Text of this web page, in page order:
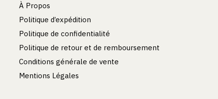
À Propos
Politique d’expédition
Politique de confidentialité
Politique de retour et de remboursement
Conditions générale de vente
Mentions Légales